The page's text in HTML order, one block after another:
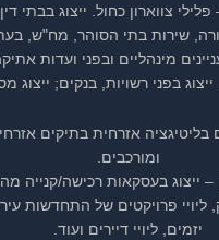
צווארון כחול. ייצוג בבתי
שירות בתי הסוהר, מח"ש,
מינהליים ובפני ועדות
ייצוג בפני רשויות, בנקים; ייצוג
אזרחית בתיקים
ומורכבים.
ייצוג בעסקאות רכישה/קנייה
פרויקטים של התחדשות
יזמים, ליויי דיירים ועוד.